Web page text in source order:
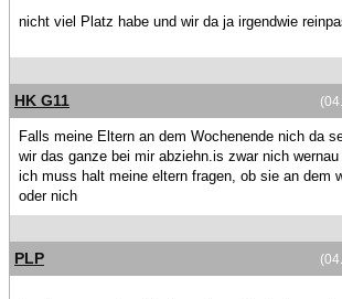
nicht viel Platz habe und wir da ja irgendwie
HK G11
Falls meine Eltern an dem Wochenende nich da
wir das ganze bei mir abziehn.is zwar nich
ich muss halt meine eltern fragen, ob sie an dem
oder nich
PLP